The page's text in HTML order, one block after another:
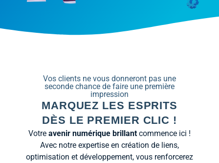
Vos clients ne vous donneront pas une
seconde chance de faire une première
impression
MARQUEZ LES ESPRITS
DÈS LE PREMIER CLIC !
Votre avenir numérique brillant commence ici !
Avec notre expertise en création de liens,
optimisation et développement, vous renforcerez